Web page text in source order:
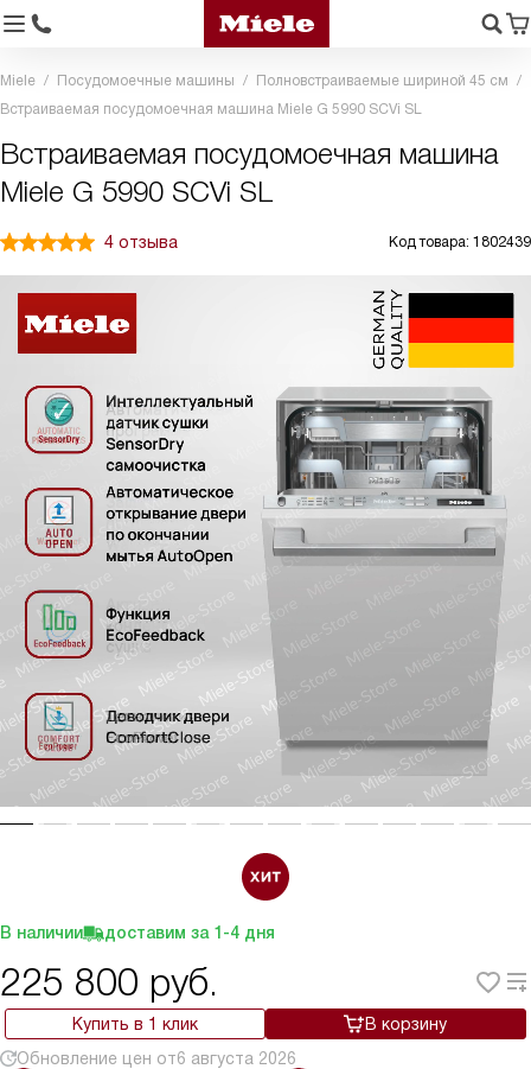
Miele Посудомоечные машины
Полновстраиваемые шириной 45 см
Встраиваемая посудомоечная машина Miele G 5990 SCVi SL
Встраиваемая посудомоечная машина
Miele G 5990 SCVi SL
4 отзыва Код товара: 1802439
В наличии доставим за 1-4 дня
225 800 руб.
Купить в 1 клик
В корзину
Обновление цен от6 августа 2026